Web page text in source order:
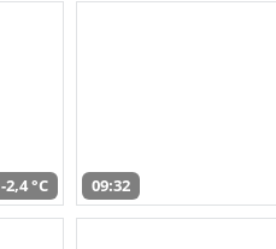
-2,4 °C 09:32